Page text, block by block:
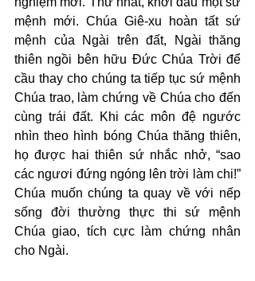
mệnh mới. Chúa Giê-xu hoàn tất sứ
mệnh của Ngài trên đất, Ngài thăng
thiên ngồi bên hữu Đức Chúa Trời để
cầu thay cho chúng ta tiếp tục sứ mệnh
Chúa trao, làm chứng về Chúa cho đến
cùng trái đất. Khi các môn đệ ngước
nhìn theo hình bóng Chúa thăng thiên,
họ được hai thiên sứ nhắc nhở, “sao
các ngươi đứng ngóng lên trời làm chi!”
Chúa muốn chúng ta quay về với nếp
sống đời thường thực thi sứ mệnh
Chúa giao, tích cực làm chứng nhân
cho Ngài.